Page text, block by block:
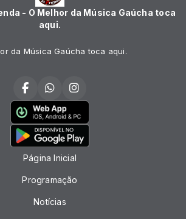
- O Melhor da Música Gaúcha toca
aqui.
da Música Gaúcha toca aqui.
Página Inicial
Programação
Notícias